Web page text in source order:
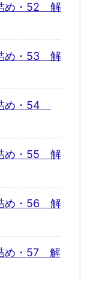
め・52 解
め・53 解
め・54
め・55 解
め・56 解
め・57 解